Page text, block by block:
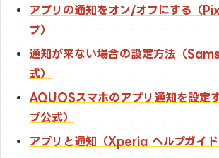
アプリの通知をオン/オフにする（
プ）
通知が来ない場合の設定方法（
式）
AQUOSスマホのアプリ通知を設定
プ公式）
アプリと通知（Xperia ヘルプガイド